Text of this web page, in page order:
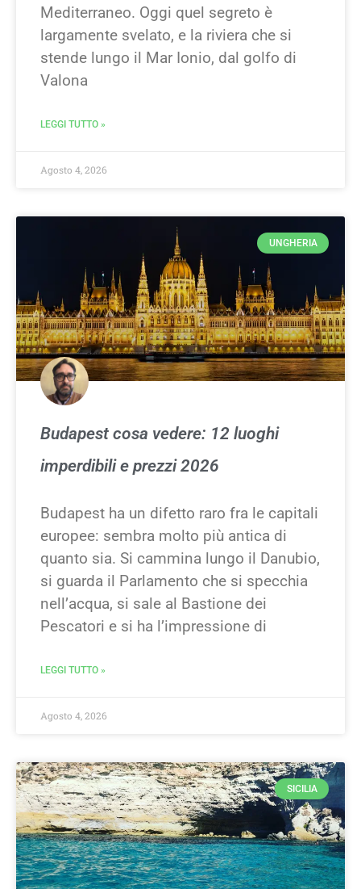
Mediterraneo. Oggi quel segreto è
largamente svelato, e la riviera che si
stende lungo il Mar Ionio, dal golfo di
Valona
LEGGI TUTTO »
Agosto 4, 2026
UNGHERIA
Budapest cosa vedere: 12 luoghi
imperdibili e prezzi 2026
Budapest ha un difetto raro fra le capitali
europee: sembra molto più antica di
quanto sia. Si cammina lungo il Danubio,
si guarda il Parlamento che si specchia
nell’acqua, si sale al Bastione dei
Pescatori e si ha l’impressione di
LEGGI TUTTO »
Agosto 4, 2026
SICILIA